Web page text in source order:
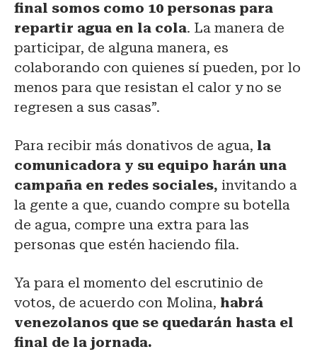
final somos como 10 personas para
repartir agua en la cola. La manera de
participar, de alguna manera, es
colaborando con quienes sí pueden, por lo
menos para que resistan el calor y no se
regresen a sus casas”.
Para recibir más donativos de agua, la
comunicadora y su equipo harán una
campaña en redes sociales, invitando a
la gente a que, cuando compre su botella
de agua, compre una extra para las
personas que estén haciendo fila.
Ya para el momento del escrutinio de
votos, de acuerdo con Molina, habrá
venezolanos que se quedarán hasta el
final de la jornada.